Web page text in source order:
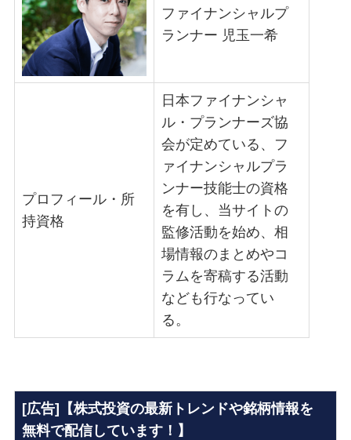
ファイナンシャルプ
ランナー 児玉一希
プロフィール・所
持資格
日本ファイナンシャ
ル・プランナーズ協
会が定めている、フ
ァイナンシャルプラ
ンナー技能士の資格
を有し、当サイトの
監修活動を始め、相
場情報のまとめやコ
ラムを寄稿する活動
なども行なってい
る。
[広告]【株式投資の最新トレンドや銘柄情報を
無料で配信しています！】